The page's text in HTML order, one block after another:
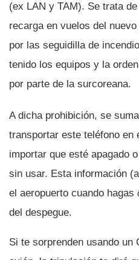
(ex LAN y TAM). Se trata
recarga en vuelos del nuevo
por las seguidilla de
tenido los equipos y la
por parte de la surcoreana.
A dicha prohibición, se
transportar este teléfono en
importar que esté apagado
sin usar. Esta información
el aeropuerto cuando hagas
del despegue.
Si te sorprenden usando un